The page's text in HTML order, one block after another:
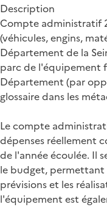
Description
Compte administratif
(véhicules, engins,
Département de la
parc de l'équipement
Département (par
glossaire dans les
Le compte
dépenses réellement
de l'année écoulée. Il
le budget, permettant
prévisions et les
l'équipement est